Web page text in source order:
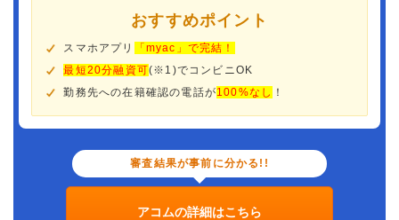
おすすめポイント
スマホアプリ
「myac」で完結！
最短20分融資可(※1)でコンビニOK
勤務先への在籍確認の電話が100%なし ！
審査結果が事前に分かる!!
アコムの詳細はこちら